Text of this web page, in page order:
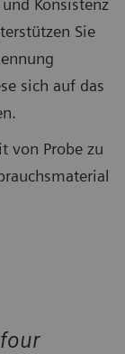
Sie
sich auf das
von Probe zu